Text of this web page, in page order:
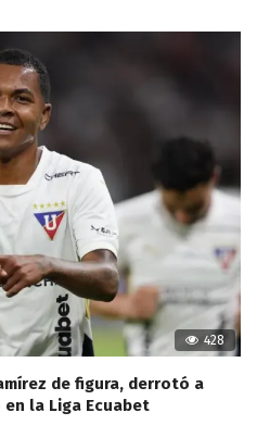
428
de figura, derrotó a
en la Liga Ecuabet